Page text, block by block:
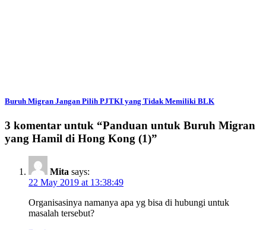
Buruh Migran Jangan Pilih PJTKI yang Tidak Memiliki BLK
3 komentar untuk “Panduan untuk Buruh Migran
yang Hamil di Hong Kong (1)”
Mita says:
22 May 2019 at 13:38:49
Organisasinya namanya apa yg bisa di hubungi untuk
masalah tersebut?